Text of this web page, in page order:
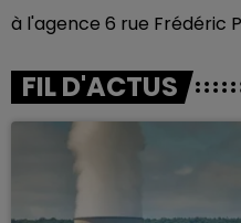
à l'agence 6 rue Frédéric
FIL D'ACTUS